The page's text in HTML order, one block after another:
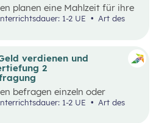
planen eine Mahlzeit für ihre
dafür ein vorgegebenes
einhalten. Zur Durchführung
Zutaten und die Zubereitung
werden die
die tatsächlichen Ausgaben
und die Vorgehensweise
1-2 UE
verdienen und
2
befragen einzeln oder
in einem Supermarkt zu
und versuchen
1-2 UE
Art des